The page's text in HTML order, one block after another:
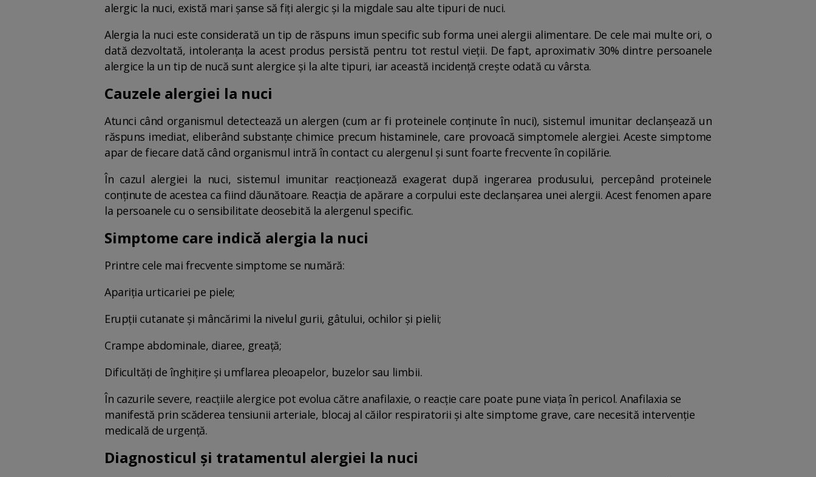
alergic la nuci, există mari șanse să fiți alergic și la migdale sau alte tipuri de nuci.
Alergia la nuci este considerată un tip de răspuns imun specific sub forma unei alergii alimentare. De cele mai multe ori, o
dată dezvoltată, intoleranța la acest produs persistă pentru tot restul vieții. De fapt, aproximativ 30% dintre persoanele
alergice la un tip de nucă sunt alergice și la alte tipuri, iar această incidență crește odată cu vârsta.
Cauzele alergiei la nuci
Atunci când organismul detectează un alergen (cum ar fi proteinele conținute în nuci), sistemul imunitar declanșează un
răspuns imediat, eliberând substanțe chimice precum histaminele, care provoacă simptomele alergiei. Aceste simptome
apar de fiecare dată când organismul intră în contact cu alergenul și sunt foarte frecvente în copilărie.
În cazul alergiei la nuci, sistemul imunitar reacționează exagerat după ingerarea produsului, percepând proteinele
conținute de acestea ca fiind dăunătoare. Reacția de apărare a corpului este declanșarea unei alergii. Acest fenomen apare
la persoanele cu o sensibilitate deosebită la alergenul specific.
Simptome care indică alergia la nuci
Printre cele mai frecvente simptome se numără:
Apariția urticariei pe piele;
Erupții cutanate și mâncărimi la nivelul gurii, gâtului, ochilor și pielii;
Crampe abdominale, diaree, greață;
Dificultăți de înghițire și umflarea pleoapelor, buzelor sau limbii.
În cazurile severe, reacțiile alergice pot evolua către anafilaxie, o reacție care poate pune viața în pericol. Anafilaxia se
manifestă prin scăderea tensiunii arteriale, blocaj al căilor respiratorii și alte simptome grave, care necesită intervenție
medicală de urgență.
Diagnosticul și tratamentul alergiei la nuci